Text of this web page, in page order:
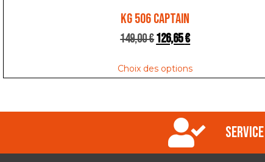
KG 506 CAPTAIN
149,00€126,65€
Choix des options